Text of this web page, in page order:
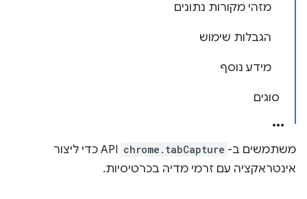
מזהי מקורות נתונים
הגבלות שימוש
מידע נוסף
סוגים
משתמשים ב- chrome.tabCapture
API כדי ליצור
אינטראקציה עם זרמי מדיה בכרטיסיות.